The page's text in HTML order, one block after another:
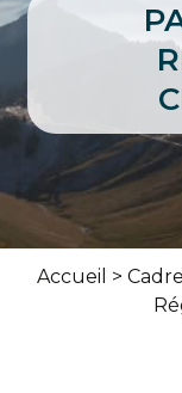
Accueil >